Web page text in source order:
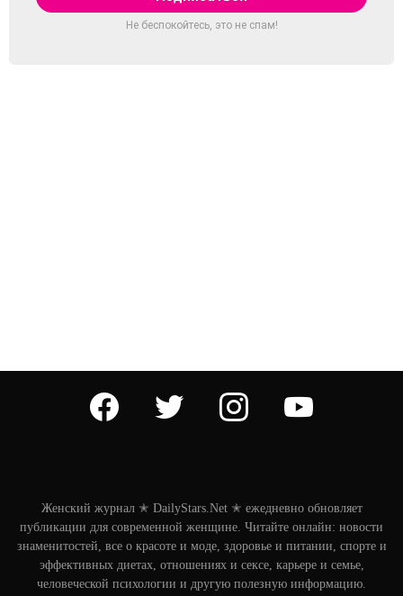
Не беспокойтесь, это не спам!
facebook twitter instagram
Женский журнал ✭ DailyStars.Net ✭ ежедневно обновляет
публикации для современной женщине. Читайте онлайн: новости
знаменитостей, все о красоте и моде, здоровье и питании, спорте и
эффективных диетах, отношениях и сексе, карьере и семье,
человеческой психологии и другую полезную информацию.